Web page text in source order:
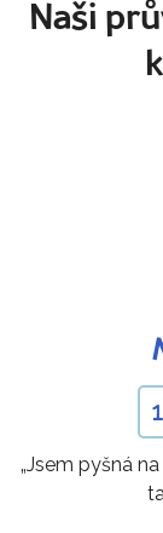
Naši
„Jsem pyšná